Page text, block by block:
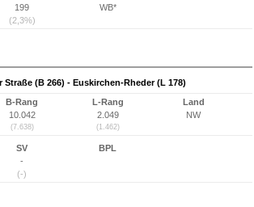
199
(2,3%)
WB*
(B 266) - Euskirchen-Rheder (L 178)
B-Rang
10.042
(7.638)
L-Rang
2.049
(1.462)
Land
NW
SV
-
(-)
BPL